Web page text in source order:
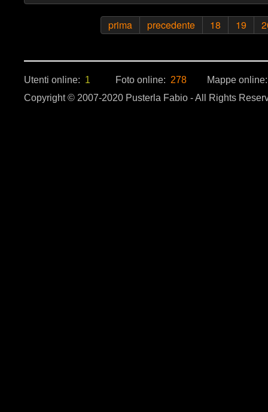
prima precedente 18 19
Utenti online: 1 Foto online: 278
Mappe
Copyright © 2007-2020 Pusterla Fabio - All Rights